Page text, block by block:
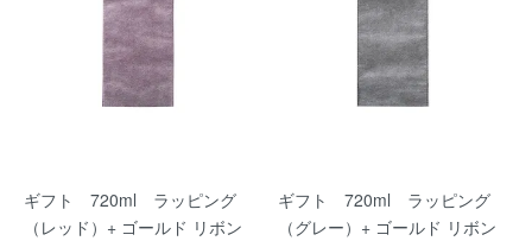
ギフト 720ml ラッピング
（レッド）+ ゴールド リボン
ギフト 720ml ラッピング
（グレー）+ ゴールド リボン